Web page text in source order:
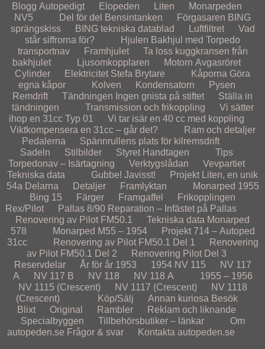
Blogg Autopedigt Elopeden Liten
Monarpeden
NV5
Del för del Bensintanken Förgasaren BING
sprängskiss
BING tekniska datablad Luftfiltret
Vad
står siffrorna för?
Hjulen Bakhjul med Torpedo
transportnav
Framhjulet
Ta loss kuggkransen från
bakhjulet
Ljusomkopplaren Motorn Avgasröret
Cylinder
Elektricitet Stefa Brytare Kåporna Göra
egna kåpor
Kolven Kondensatorn
Pysen
Remdrift
Tändningen Ingen gnista på stiftet
Ställa in
tändningen
Transmission och frikoppling
Vi sätter
ihop en 31cc Typ 01
Vi tar isär en 40 cc med koppling
Viktkompensera en 31cc – går det?
Ram och detaljer
Pedalerna
Spännrullens plats för kilremsdrift
Sadeln
Stilbilder Styret Handtagen
Tips
Torpedonav – Isärtagning
Verktygslådan
Vevpartiet
Tekniska data
Gubbe! Javisst! Projekt Liten, en unik
54a Delarna Detaljer Framlyktan
Monarped 1955
Bing 15
Färger Framgaffel
Frikopplingen
Rex/Pilot
Pallas 8/90 Reparation – Infästet på Pallas
Renovering av Pilot FM50.1
Tekniska data Monarped
578
Monarped M55 – 1954
Projekt 714 – Autoped
31cc
Renovering av Pilot FM50.1 Del 1
Renovering
av Pilot FM50.1 Del 2
Renovering Pilot Del 3
Reservdelar
År för år 1953 1954 NV 115
NV 117
A
NV 117 B NV 118 NV 118 A
1955 – 1956
NV 1115 (Crescent)
NV 1117 (Crescent)
NV 1118
(Crescent)
Köp/Sälj Annan kuriosa Besök
Blixt
Original Rambler
Reklam och liknande
Specialbyggen
Tillbehörsbutiker – länkar
Om
autopeden.se Frågor & svar Kontakta autopeden.se